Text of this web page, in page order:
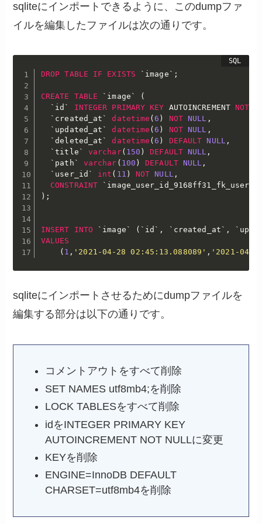
sqliteにインポートできるように、このdumpファ
イルを編集したファイルは次の通りです。
DROP TABLE IF EXISTS ` image ` ;
CREATE TABLE ` image `
(
` id ` INTEGER PRIMARY KEY AUTOINCREMENT NOT
` created_at ` datetime (6 ) NOT NULL ,
` updated_at ` datetime (6 ) NOT NULL ,
`deleted_at ` datetime (6 ) DEFAULT NULL,
`title ` varchar( 150 ) DEFAULT NULL ,
` path ` varchar ( 100 ) DEFAULT NULL ,
` user_id ` int ( 11 ) NOT NULL,
CONSTRAINT
`
) ;
INSERT INTO ` image ` ( ` id ` , ` created_at ` , `
VALUES
( 1 , '2021-04-28 02:45:13.088089' , '2021-04-
sqliteにインポートさせるためにdumpファイルを
編集する部分は以下の通りです。
コメントアウトをすべて削除
SET NAMES utf8mb4;を削除
LOCK TABLESをすべて削除
idをINTEGER PRIMARY KEY
AUTOINCREMENT NOT NULLに変更
KEYを削除
ENGINE=InnoDB DEFAULT
CHARSET=utf8mb4を削除